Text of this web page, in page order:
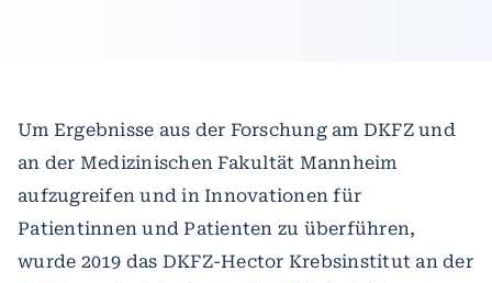
Um Ergebnisse aus der Forschung am DKFZ und
an der Medizinischen Fakultät Mannheim
aufzugreifen und in Innovationen für
Patientinnen und Patienten zu überführen,
wurde 2019 das DKFZ-Hector Krebsinstitut an der